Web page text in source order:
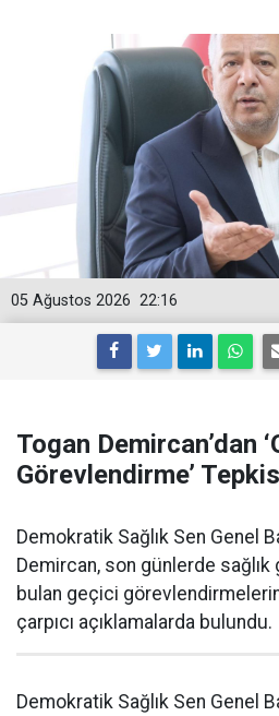
22:16
05 Ağustos 2026
Togan Demircan’dan
Görevlendirme’
Demokratik Sağlık Sen Genel
Demircan, son günlerde
bulan geçici
çarpıcı açıklamalarda bulundu.
Demokratik Sağlık Sen Genel